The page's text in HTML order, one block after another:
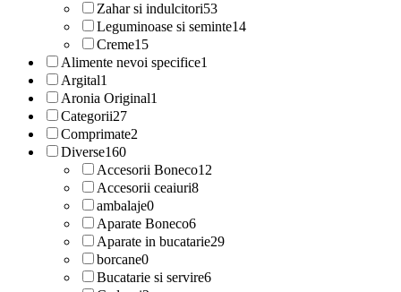
Zahar si indulcitori53
Leguminoase si seminte14
Creme15
Alimente nevoi specifice1
Argital1
Aronia Original1
Categorii27
Comprimate2
Diverse160
Accesorii Boneco12
Accesorii ceaiuri8
ambalaje0
Aparate Boneco6
Aparate in bucatarie29
borcane0
Bucatarie si servire6